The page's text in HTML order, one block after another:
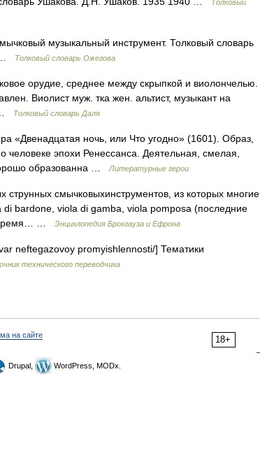
Толковый
музыкальный инструмент. Толковый словарь
…
Толковый словарь Ожегова
орудие, среднее между скрыпкой и виолончелью.
Виолист муж. тка жен. альтист, музыкант на
…
Толковый словарь Даля
«Двенадцатая ночь, или Что угодно» (1601). Образ,
эпохи Ренессанса. Деятельная, смелая,
образованна …
Литературные герои
смычковыхинструментов, из которых многие
bardone, viola di gamba, viola pomposa (последние
время… …
Энциклопедия Брокгауза и Ефрона
neftegazovoy promyishlennosti/] Тематики
технического переводчика
18+
на сайте
Drupal, WordPress, MODx.